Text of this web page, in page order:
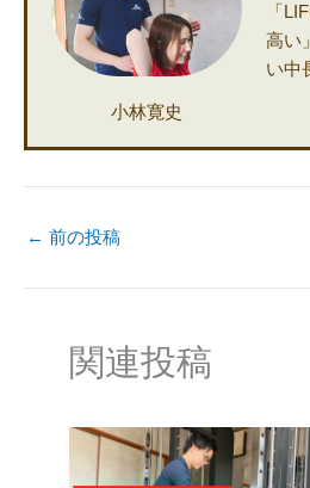
小林寛史
「
高い
い中
← 前の投稿
関連投稿